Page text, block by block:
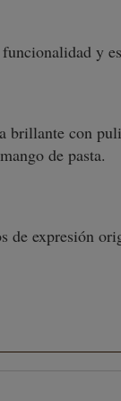
y
brillante con
de pasta.
de expresión